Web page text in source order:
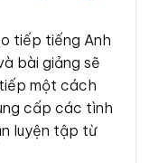
tiếp tiếng Anh
bài giảng sẽ
một cách
cấp các tình
luyện tập từ